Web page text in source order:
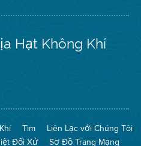
Hạt Không Khí
The
(Bảo
Toàn
Mạng
No
Burn
Tìm
Liên Lạc với Chúng Tôi
Đối Xử
Sơ Đồ Trang Mạng